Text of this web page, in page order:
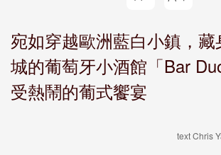
宛如穿越歐洲藍白小鎮，
城的葡萄牙小酒館「Bar
受熱鬧的葡式饗宴
text Chris